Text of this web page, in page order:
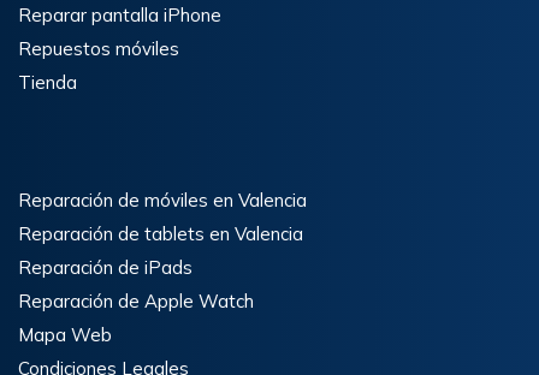
Reparar pantalla iPhone
Repuestos móviles
Tienda
Reparación de móviles en Valencia
Reparación de tablets en Valencia
Reparación de iPads
Reparación de Apple Watch
Mapa Web
Condiciones Legales